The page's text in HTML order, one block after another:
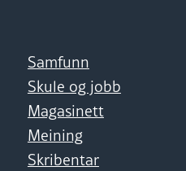
Samfunn
Skule og jobb
Magasinett
Meining
Skribentar